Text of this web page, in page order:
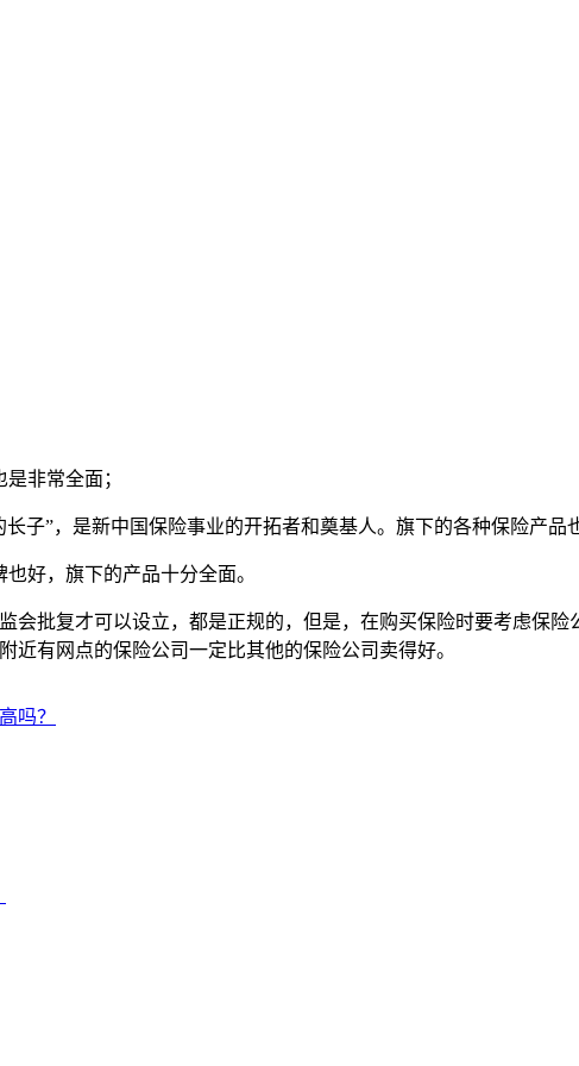
非常全面；
子”，是新中国保险事业的开拓者和奠基人。旗下的各种保险产品
好，旗下的产品十分全面。
会批复才可以设立，都是正规的，但是，在购买保险时要考虑保
有网点的保险公司一定比其他的保险公司卖得好。
吗？